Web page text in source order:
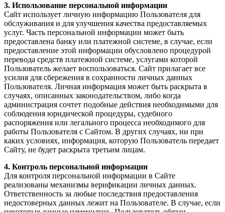
3. Использование персональной информации
Сайт использует личную информацию Пользователя для
обслуживания и для улучшения качества предоставляемых
услуг. Часть персональной информации может быть
предоставлена банку или платежной системе, в случае, если
предоставление этой информации обусловлено процедурой
перевода средств платежной системе, услугами которой
Пользователь желает воспользоваться. Сайт прилагает все
усилия для сбережения в сохранности личных данных
Пользователя. Личная информация может быть раскрыта в
случаях, описанных законодательством, либо когда
администрация сочтет подобные действия необходимыми для
соблюдения юридической процедуры, судебного
распоряжения или легального процесса необходимого для
работы Пользователя с Сайтом. В других случаях, ни при
каких условиях, информация, которую Пользователь передает
Сайту, не будет раскрыта третьим лицам.
4. Контроль персональной информации
Для контроля персональной информации в Сайте
реализованы механизмы верификации личных данных.
Ответственность за любые последствия предоставления
недостоверных данных лежит на Пользователе. В случае, если